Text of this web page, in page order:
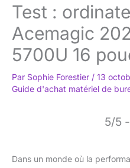
Test :
Acemagic
5700U 16
Par Sophie Forestier / 13
Guide d'achat matériel de
5/5
Dans un monde où la